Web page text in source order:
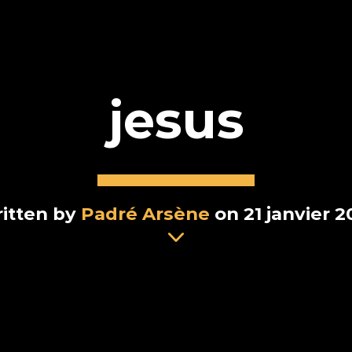
jesus
by Padré Arsène on 21 janvier